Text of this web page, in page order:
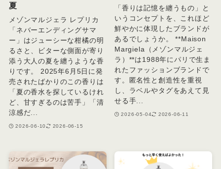
夏
メゾンマルジェラ レプリカ
「ネバーエンディングサマ
ー」はジューシーな柑橘の明
るさと、ビターな側面が寄り
添う大人の夏を纏うような香
りです。 2025年6月5日に発
売されたばかりのこの香りは
「夏の香水を探しているけれ
ど、甘すぎるのは苦手」「清
涼感だ...
2026-06-10 2026-06-15
「香りは記憶を纏うもの」と
いうコンセプトを、これほど
鮮やかに体現したブランドが
あるでしょうか。 **Maison
Margiela（メゾンマルジェ
ラ）**は1988年にパリで生ま
れたファッションブランドで
す。匿名性と創造性を重視
し、ラベルやタグをあえて見
せる手...
2026-05-04 2026-06-11